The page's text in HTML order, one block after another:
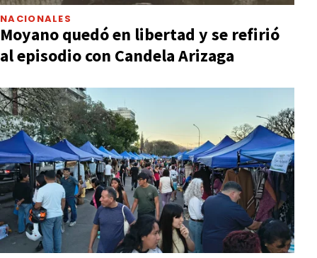
NACIONALES
Moyano quedó en libertad y se refirió
al episodio con Candela Arizaga